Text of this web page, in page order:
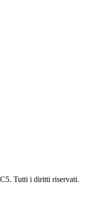
Tutti i diritti riservati.